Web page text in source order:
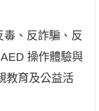
毒、反詐騙、反
操作體驗與
教育及公益活